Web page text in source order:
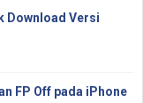
Download Versi
FP Off pada iPhone